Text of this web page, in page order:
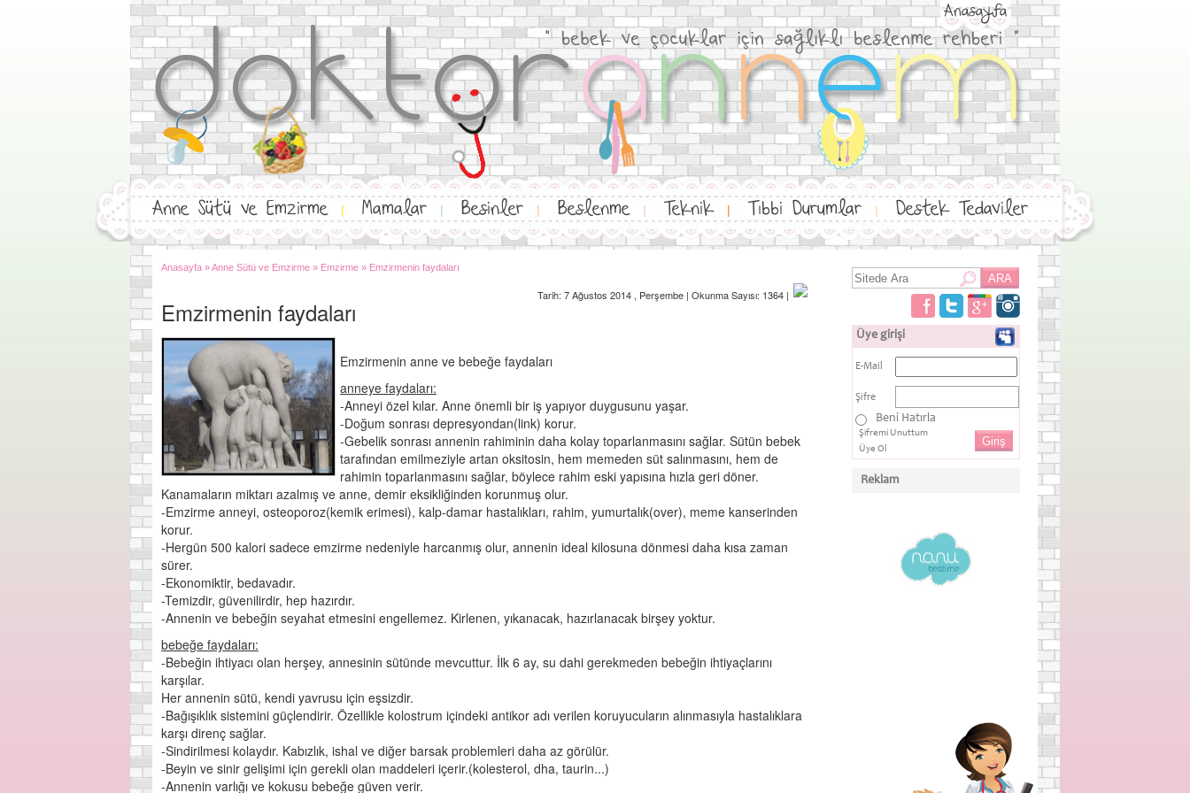
Anasayfa
Anne Sütü ve Emzirme | Mamalar | Besinler | Beslenme | Teknik | Tıbbi Durumlar | Destek Tedaviler
Anasayfa »Anne Sütü ve Emzirme » Emzirme » Emzirmenin faydaları
Tarih: 7 Ağustos 2014 , Perşembe | Okunma Sayısı: 1364 |
Emzirmenin faydaları
Emzirmenin anne ve bebeğe faydaları
anneye faydaları:
-Anneyi özel kılar. Anne önemli bir iş yapıyor duygusunu yaşar.
-Doğum sonrası depresyondan(link) korur.
-Gebelik sonrası annenin rahiminin daha kolay toparlanmasını sağlar. Sütün bebek
tarafından emilmeziyle artan oksitosin, hem memeden süt salınmasını, hem de
rahimin toparlanmasını sağlar, böylece rahim eski yapısına hızla geri döner.
Kanamaların miktarı azalmış ve anne, demir eksikliğinden korunmuş olur.
-Emzirme anneyi, osteoporoz(kemik erimesi), kalp-damar hastalıkları, rahim, yumurtalık(over), meme kanserinden
korur.
-Hergün 500 kalori sadece emzirme nedeniyle harcanmış olur, annenin ideal kilosuna dönmesi daha kısa zaman
sürer.
-Ekonomiktir, bedavadır.
-Temizdir, güvenilirdir, hep hazırdır.
-Annenin ve bebeğin seyahat etmesini engellemez. Kirlenen, yıkanacak, hazırlanacak birşey yoktur.
bebeğe faydaları:
-Bebeğin ihtiyacı olan herşey, annesinin sütünde mevcuttur. İlk 6 ay, su dahi gerekmeden bebeğin ihtiyaçlarını
karşılar.
Her annenin sütü, kendi yavrusu için eşsizdir.
-Bağışıklık sistemini güçlendirir. Özellikle kolostrum içindeki antikor adı verilen koruyucuların alınmasıyla hastalıklara
karşı direnç sağlar.
-Sindirilmesi kolaydır. Kabızlık, ishal ve diğer barsak problemleri daha az görülür.
-Beyin ve sinir gelişimi için gerekli olan maddeleri içerir.(kolesterol, dha, taurin...)
-Annenin varlığı ve kokusu bebeğe güven verir.
Üye girişi
E-Mail
Şifre
Beni Hatırla
Şifremi Unuttum
Üye Ol
Reklam